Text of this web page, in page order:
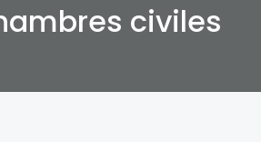
civiles